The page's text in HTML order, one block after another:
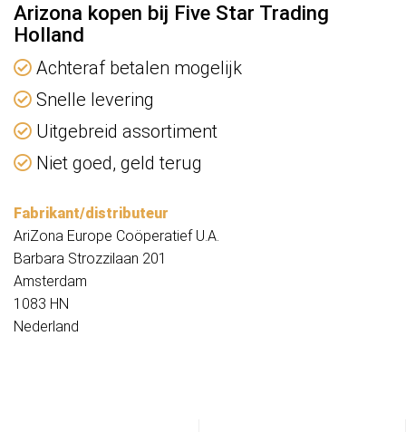
Arizona kopen bij Five Star Trading
Holland
Achteraf betalen mogelijk
Snelle levering
Uitgebreid assortiment
Niet goed, geld terug
Fabrikant/distributeur
AriZona Europe Coöperatief U.A.
Barbara Strozzilaan 201
Amsterdam
1083 HN
Nederland